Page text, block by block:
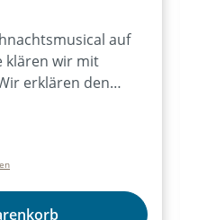
auf
klären wir mit
erklären den
Kurzvorbereitung
Requisiten,